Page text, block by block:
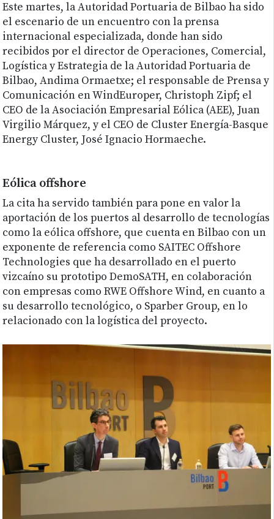
Este martes, la Autoridad Portuaria de Bilbao ha sido
el escenario de un encuentro con la prensa
internacional especializada, donde han sido
recibidos por el director de Operaciones, Comercial,
Logística y Estrategia de la Autoridad Portuaria de
Bilbao, Andima Ormaetxe; el responsable de Prensa y
Comunicación en WindEuroper, Christoph Zipf; el
CEO de la Asociación Empresarial Eólica (AEE), Juan
Virgilio Márquez, y el CEO de Cluster Energía-Basque
Energy Cluster, José Ignacio Hormaeche.
Eólica offshore
La cita ha servido también para pone en valor la
aportación de los puertos al desarrollo de tecnologías
como la eólica offshore, que cuenta en Bilbao con un
exponente de referencia como SAITEC Offshore
Technologies que ha desarrollado en el puerto
vizcaíno su prototipo DemoSATH, en colaboración
con empresas como RWE Offshore Wind, en cuanto a
su desarrollo tecnológico, o Sparber Group, en lo
relacionado con la logística del proyecto.